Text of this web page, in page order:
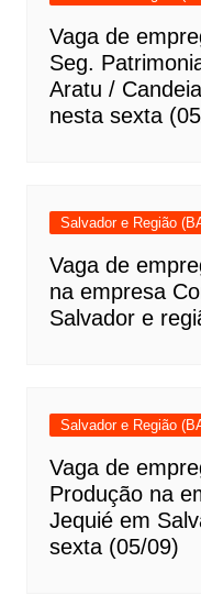
Vaga de
Seg.
Aratu /
nesta sexta
Salvador e Região
Vaga de
na empresa
Salvador e
Salvador e Região
Vaga de
Produção na
Jequié em
sexta (05/09)